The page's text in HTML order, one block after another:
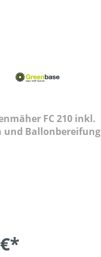
FC 210 inkl.
und Ballonbereifung